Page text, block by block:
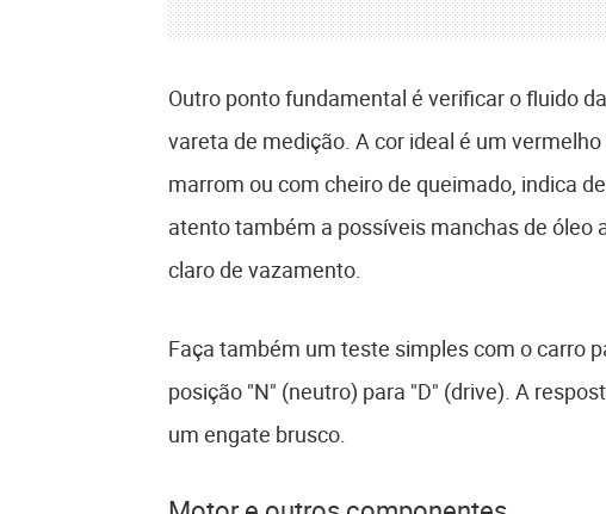
Outro ponto fundamental é verificar o fluido
vareta de medição. A cor ideal é um
marrom ou com cheiro de queimado, indica
atento também a possíveis manchas de óleo
claro de vazamento.
Faça também um teste simples com o carro
posição "N" (neutro) para "D" (drive). A
um engate brusco.